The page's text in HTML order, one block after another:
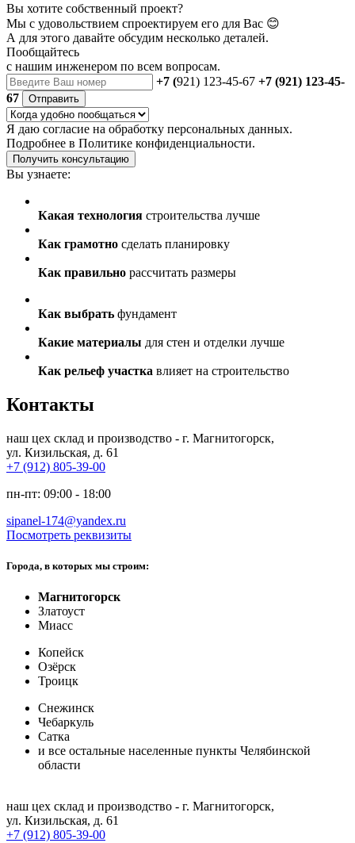
Вы хотите собственный проект?
Мы с удовольствием спроектируем его для Вас 😊
А для этого давайте обсудим несколько деталей.
Пообщайтесь
с нашим инженером по всем вопросам.
+7 (921) 123-45-67 +7 (921) 123-45-
67
Отправить
Я даю согласие на обработку персональных данных.
Подробнее в Политике конфиденциальности.
Получить консультацию
Вы узнаете:
Какая технология строительства лучше
Как грамотно сделать планировку
Как правильно рассчитать размеры
Как выбрать фундамент
Какие материалы для стен и отделки лучше
Как рельеф участка влияет на строительство
Контакты
наш цех склад и производство - г. Магнитогорск,
ул. Кизильская, д. 61
+7 (912) 805-39-00
пн-пт: 09:00 - 18:00
sipanel-174@yandex.ru
Посмотреть реквизиты
Города, в которых мы строим:
Магнитогорск
Златоуст
Миасс
Копейск
Озёрск
Троицк
Снежинск
Чебаркуль
Сатка
и все остальные населенные пункты Челябинской
области
наш цех склад и производство - г. Магнитогорск,
ул. Кизильская, д. 61
+7 (912) 805-39-00